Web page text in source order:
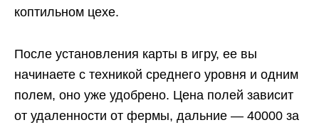
коптильном цехе.
После установления карты в игру, ее вы
начинаете с техникой среднего уровня и одним
полем, оно уже удобрено. Цена полей зависит
от удаленности от фермы, дальние — 40000 за